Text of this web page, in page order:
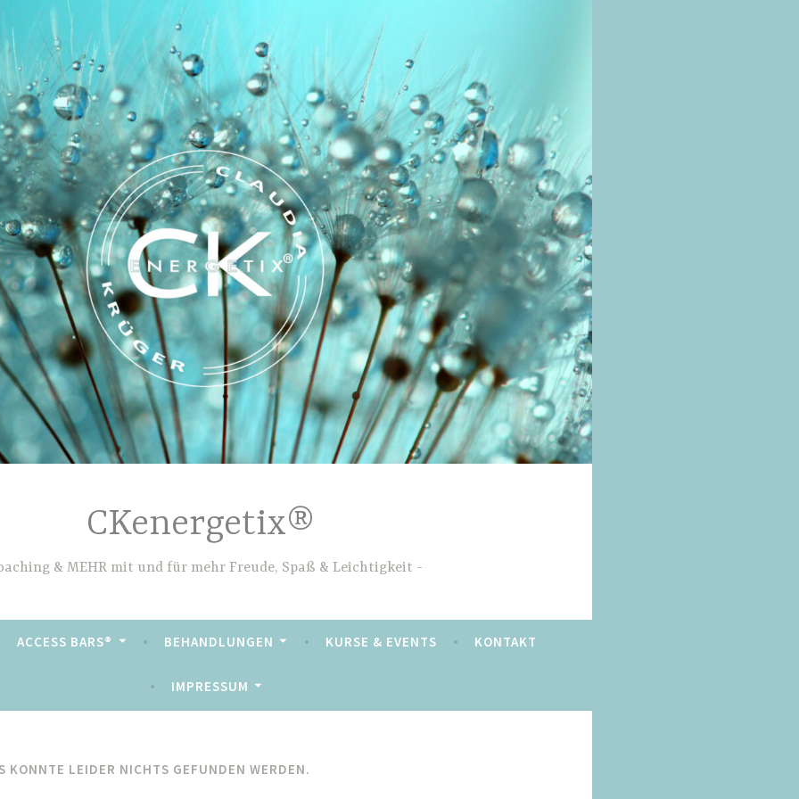
CKenergetix®
& MEHR mit und für mehr Freude, Spaß & Leichtigkeit
ACCESS BARS® BEHANDLUNGEN KURSE & EVENTS KONTAKT
IMPRESSUM
KONNTE LEIDER NICHTS GEFUNDEN WERDEN.